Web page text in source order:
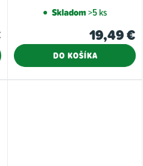
Skladom>5 ks
19,49 €
DO KOŠÍKA